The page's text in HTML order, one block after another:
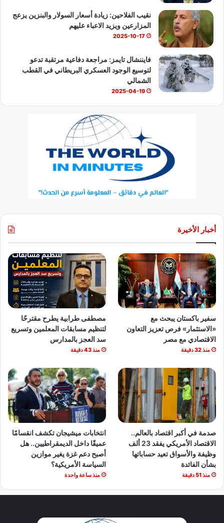
نقيب الفلاحين: زيادة أسعار السولار والبنزين يزعج
المزارعين ويزيد الاعباء عليهم
2025-10-17
فايننشال تايمز: مراجعة دفاعية مرتقبة تدعو
لتوسيع الوجود العسكري البريطاني في القطب
الشمالي
2025-04-19
أخبار الأخيرة
سفير باكستان يبحث مع
«الاستثمار» فرص تعزيز التعاون
الاقتصادي مع مصر
منذ 32 دقيقة
مصطفى طرابية يطرح مقترحًا
لتنظيم مسابقات المعلمين وتسريع
سد العجز بالمدارس
منذ 43 دقيقة
صدمة في أكبر اقتصاد بالعالم..
الاقتصاد الأمريكي يفقد 23 ألف
وظيفة والأسواق تعيد حساباتها
بشأن الفائدة
منذ 51 دقيقة
انتخابات ميشيجان تكشف انقسامًا
عميقًا داخل الديمقراطيين.. هل
أصبح دعم غزة يغير موازين
السياسة الأمريكية؟
منذ ساعة واحدة